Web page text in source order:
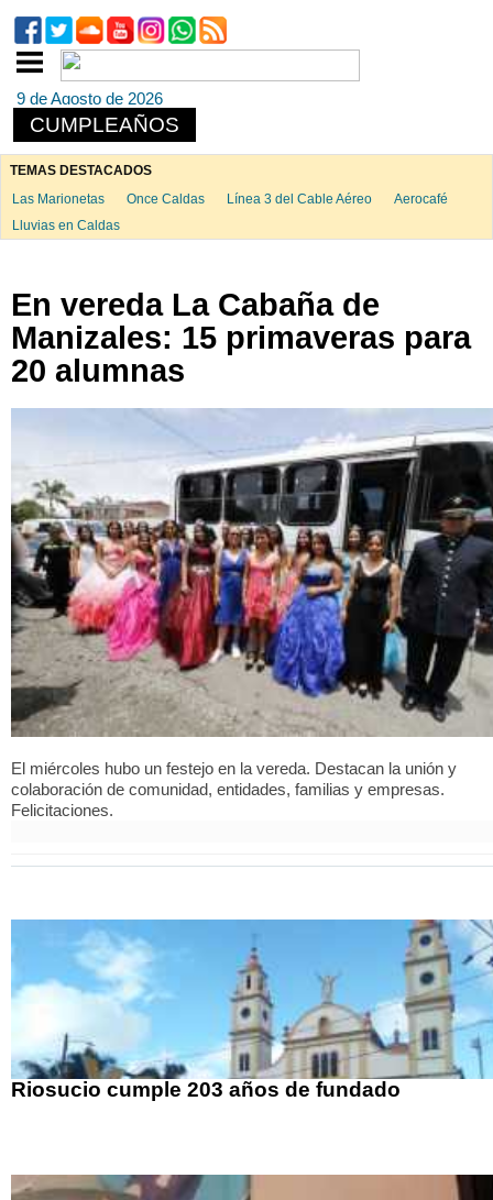
9 de Agosto de 2026
CUMPLEAÑOS
TEMAS DESTACADOS
Las Marionetas
Once Caldas Línea 3 del Cable Aéreo
Aerocafé
Lluvias en Caldas
En vereda La Cabaña de
Manizales: 15 primaveras para
20 alumnas
El miércoles hubo un festejo en la vereda. Destacan la unión y
colaboración de comunidad, entidades, familias y empresas.
Felicitaciones.
Riosucio cumple 203 años de fundado